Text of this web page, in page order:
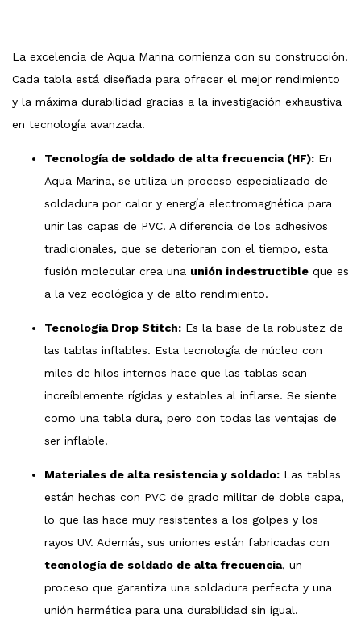
La excelencia de Aqua Marina comienza con su construcción.
Cada tabla está diseñada para ofrecer el mejor rendimiento
y la máxima durabilidad gracias a la investigación exhaustiva
en tecnología avanzada.
Tecnología de soldado de alta frecuencia (HF): En
Aqua Marina, se utiliza un proceso especializado de
soldadura por calor y energía electromagnética para
unir las capas de PVC. A diferencia de los adhesivos
tradicionales, que se deterioran con el tiempo, esta
fusión molecular crea una unión indestructible que es
a la vez ecológica y de alto rendimiento.
Tecnología Drop Stitch: Es la base de la robustez de
las tablas inflables. Esta tecnología de núcleo con
miles de hilos internos hace que las tablas sean
increíblemente rígidas y estables al inflarse. Se siente
como una tabla dura, pero con todas las ventajas de
ser inflable.
Materiales de alta resistencia y soldado: Las tablas
están hechas con PVC de grado militar de doble capa,
lo que las hace muy resistentes a los golpes y los
rayos UV. Además, sus uniones están fabricadas con
tecnología de soldado de alta frecuencia, un
proceso que garantiza una soldadura perfecta y una
unión hermética para una durabilidad sin igual.